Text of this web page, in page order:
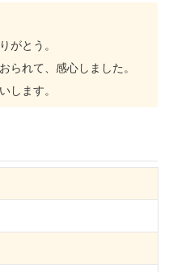
がとう。
られて、感心しました。
します。